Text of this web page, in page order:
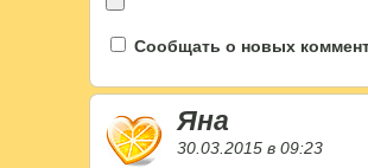
Сообщать о новых
Яна
30.03.2015 в 09:23